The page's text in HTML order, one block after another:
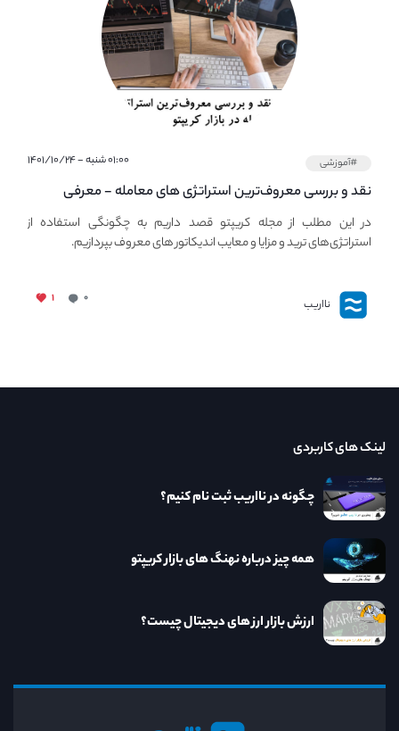
#آموزشی ۰۱:۰۰ شنبه - ۱۴۰۱/۱۰/۲۴
نقد و بررسی معروف‌ترین استراتژی های معامله - معرفی
استراتژی های مهم ترید در بازار کریپتو
در این مطلب از مجله کریپتو قصد داریم به چگونگی استفاده از
استراتژی‌های ترید و مزایا و معایب اندیکاتور های معروف بپردازیم.
نااریب ۰ ۱
لینک های کاربردی
چگونه در نااریب ثبت نام کنیم؟
همه چیز درباره نهنگ های بازار کریپتو
ارزش بازار ارز های دیجیتال چیست؟